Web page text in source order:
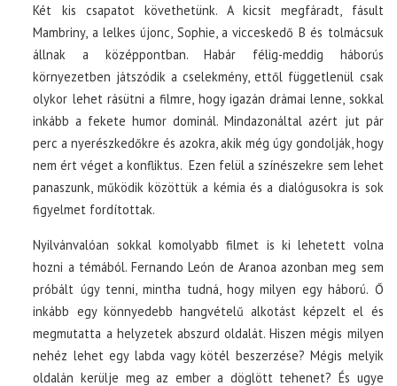
Két kis csapatot követhetünk. A kicsit megfáradt, fásult
Mambriny, a lelkes újonc, Sophie, a vicceskedő B és tolmácsuk
állnak a középpontban. Habár félig-meddig háborús
környezetben játszódik a cselekmény, ettől függetlenül csak
olykor lehet rásütni a filmre, hogy igazán drámai lenne, sokkal
inkább a fekete humor dominál. Mindazonáltal azért jut pár
perc a nyerészkedőkre és azokra, akik még úgy gondolják, hogy
nem ért véget a konfliktus. Ezen felül a színészekre sem lehet
panaszunk, működik közöttük a kémia és a dialógusokra is sok
figyelmet fordítottak.
Nyilvánvalóan sokkal komolyabb filmet is ki lehetett volna
hozni a témából. Fernando León de Aranoa azonban meg sem
próbált úgy tenni, mintha tudná, hogy milyen egy háború. Ő
inkább egy könnyedebb hangvételű alkotást képzelt el és
megmutatta a helyzetek abszurd oldalát. Hiszen mégis milyen
nehéz lehet egy labda vagy kötél beszerzése? Mégis melyik
oldalán kerülje meg az ember a döglött tehenet? És ugye